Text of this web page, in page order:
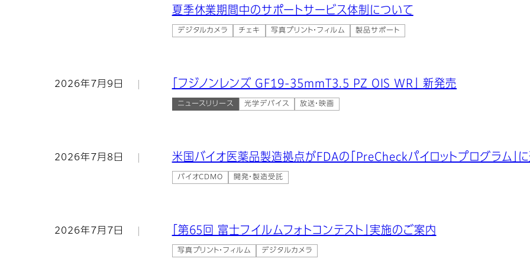
夏季休業期間中のサポートサービス体制について
デジタルカメラ チェキ 写真プリント・フィルム 製品サポート
2026年7月9日 「フジノンレンズ GF19-35mmT3.5 PZ OIS WR」 新発売
ニュースリリース 光学デバイス 放送・映画
2026年7月8日 米国バイオ医薬品製造拠点がFDAの「PreCheckパイロットプログラム」
バイオCDMO 開発・製造受託
2026年7月7日 「第65回 富士フイルムフォトコンテスト」実施のご案内
写真プリント・フィルム デジタルカメラ